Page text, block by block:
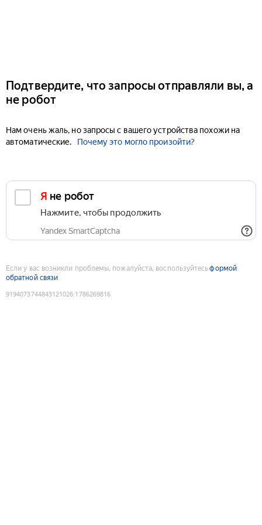
Подтвердите, что запросы отправляли вы, а
не робот
Нам очень жаль, но запросы с вашего устройства похожи на
автоматические.
Почему это могло произойти?
Я не робот
Нажмите, чтобы продолжить
Yandex SmartCaptcha
Если у вас возникли проблемы, пожалуйста, воспользуйтесьформой
обратной связи
9194073744843121026:1786269816